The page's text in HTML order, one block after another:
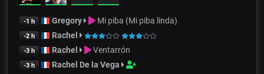
-1 h Gregory Mi piba (Mi piba linda)
-2 h Rachel
-3 h Rachel Ventarrón
-3 h Rachel De la Vega